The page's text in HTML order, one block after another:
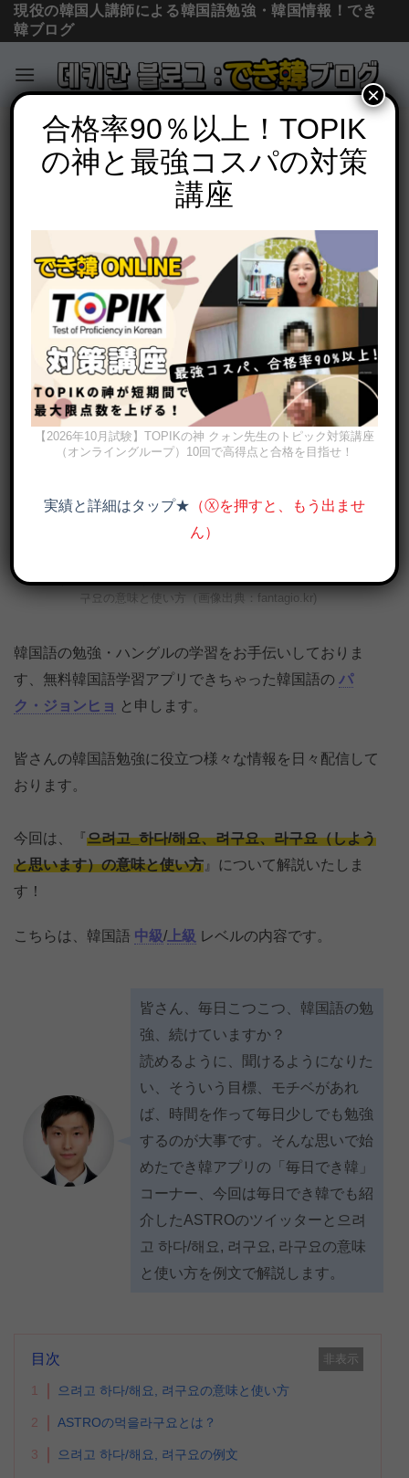
Skip
content
現役の韓国人講師による韓国語勉強・韓国情報！でき
韓ブログ
必須文法と表現
「しようと思います」韓国語で？으려고
하다/해요, 려구요, 라구요の意味と使い
POSTED ON2020年10月1日 BYでき韓 パク先生
「しようと思っています」韓国語で？으려고 하다/해요, 려구요, 라
구요の意味と使い方（画像出典：fantagio.kr)
韓国語の勉強・ハングルの学習をお手伝いしておりま
す、無料韓国語学習アプリできちゃった韓国語の パ
ク・ジョンヒョ と申します。
皆さんの韓国語勉強に役立つ様々な情報を日々配信して
おります。
今回は、『으려고_하다/해요、려구요、라구요（しよう
と思います）の意味と使い方 』について解説いたしま
す！
こちらは、韓国語 中級/上級 レベルの内容です。
皆さん、毎日こつこつ、韓国語の勉
強、続けていますか？
読めるように、聞けるようになりた
い、そういう目標、モチベがあれ
ば、時間を作って毎日少しでも勉強
するのが大事です。そんな思いで始
めたでき韓アプリの「毎日でき韓」
コーナー、今回は毎日でき韓でも紹
介したASTROのツイッターと으려
고 하다/해요, 려구요, 라구요の意味
と使い方を例文で解説します。
目次 非表示
1 으려고 하다/해요, 려구요の意味と使い方
2 ASTROの먹을라구요とは？
3 으려고 하다/해요, 려구요の例文
合格率90％以上！TOPIK
の神と最強コスパの対策
講座
【2026年10月試験】TOPIKの神 クォン先生のトピック対策講座
（オンライングループ）10回で高得点と合格を目指せ！
実績と詳細はタップ★ （Ⓧを押すと、もう出ませ
ん）
×